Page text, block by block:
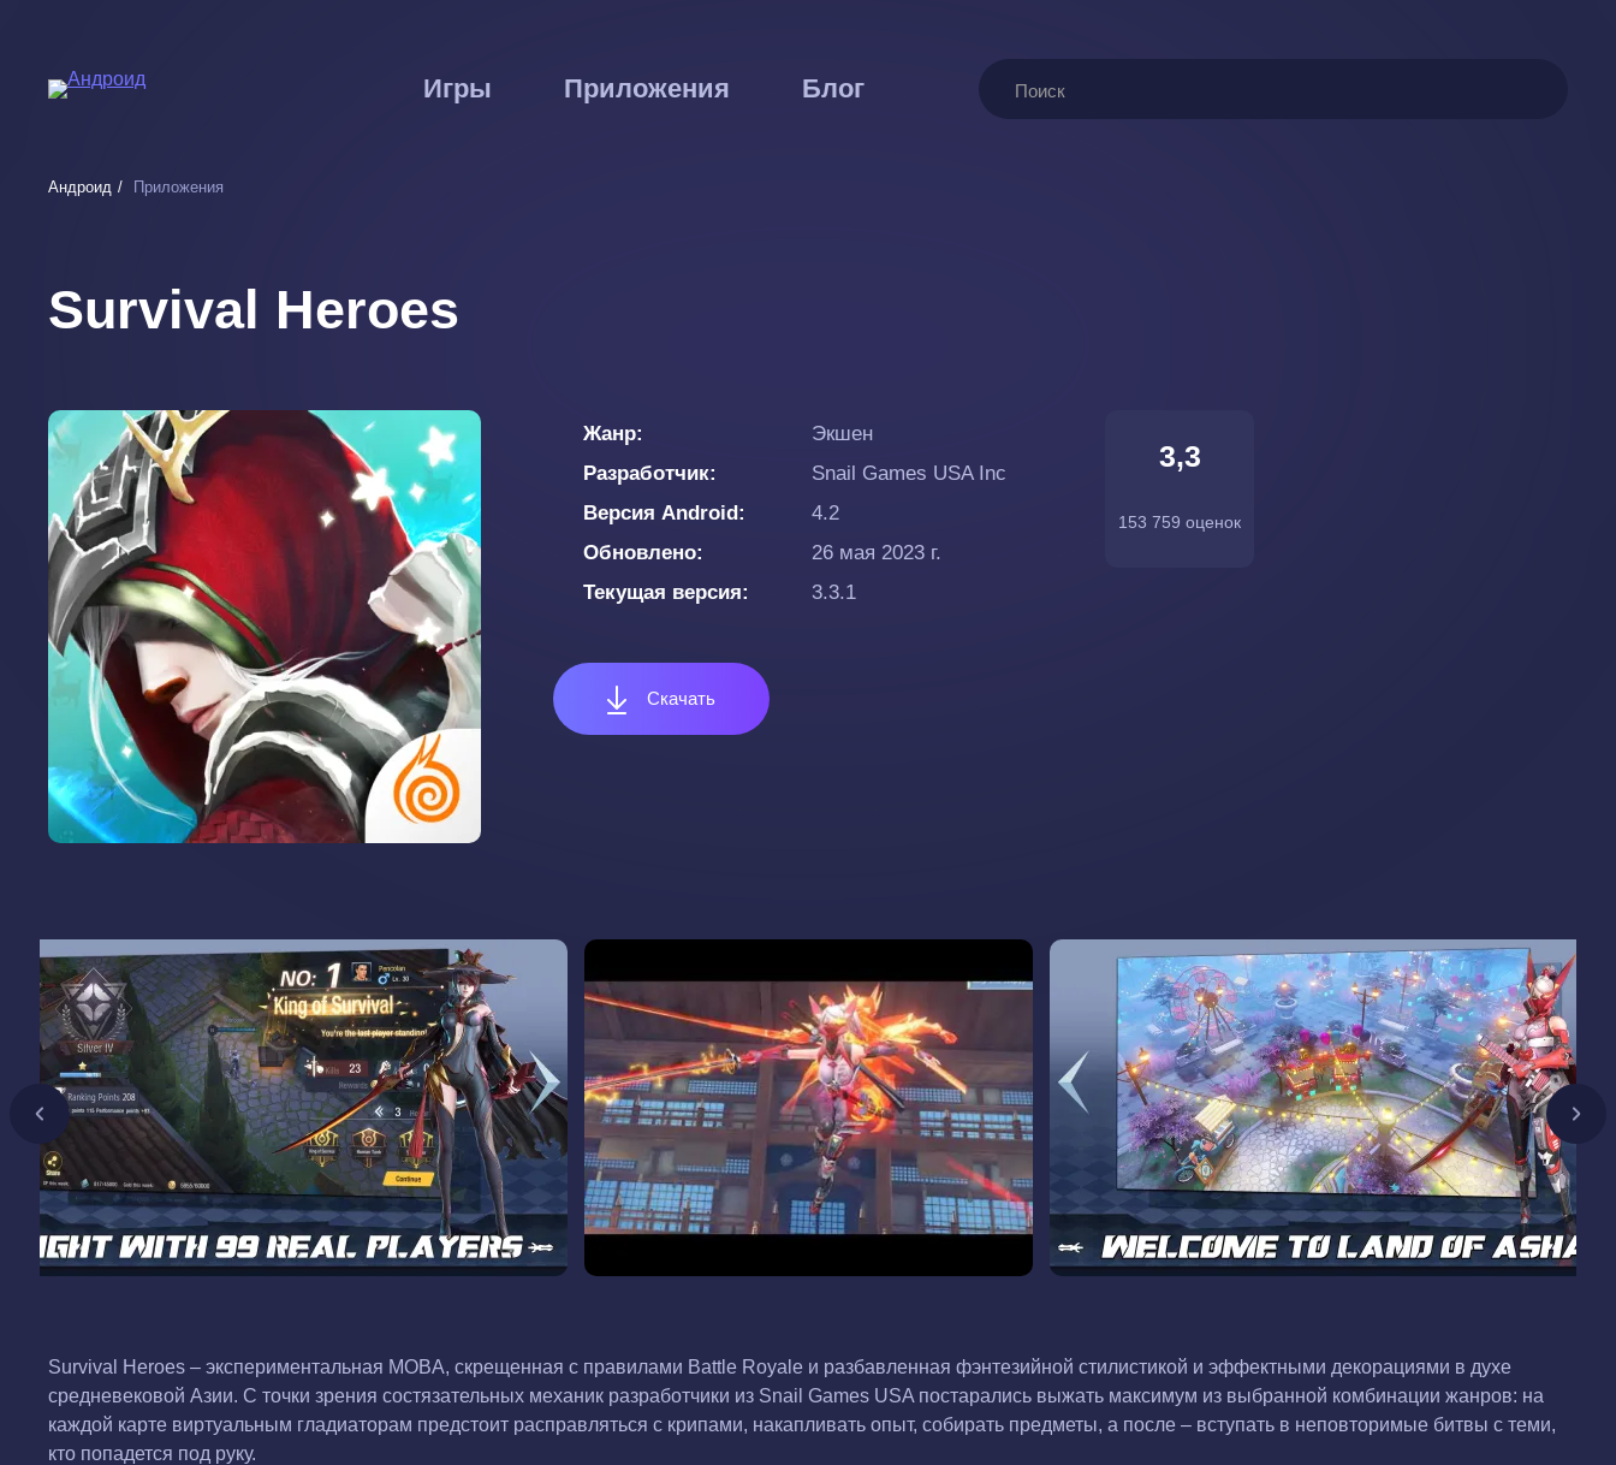
основному
Игры Приложения Блог Поиск
Андроид Приложения
Survival Heroes
Жанр
Экшен
Разработчик
Snail Games USA Inc
Версия Android
4.2
Обновлено
26 мая 2023 г.
Текущая версия
3.3.1
Скачать
3,3
153 759 оценок
Survival Heroes – экспериментальная MOBA, скрещенная с правилами Battle Royale и разбавленная фэнтезийной стилистикой и эффектными декорациями в духе
средневековой Азии. С точки зрения состязательных механик разработчики из Snail Games USA постарались выжать максимум из выбранной комбинации жанров: на
каждой карте виртуальным гладиаторам предстоит расправляться с крипами, накапливать опыт, собирать предметы, а после – вступать в неповторимые битвы с теми,
кто попадется под руку.